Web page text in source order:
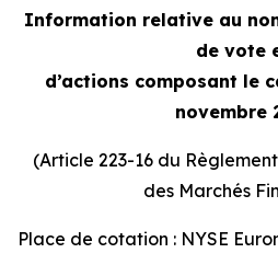
Information relative au
de vote
d’actions composant le
novembre
(Article 223-16 du
des Marchés
Place de cotation : NYSE